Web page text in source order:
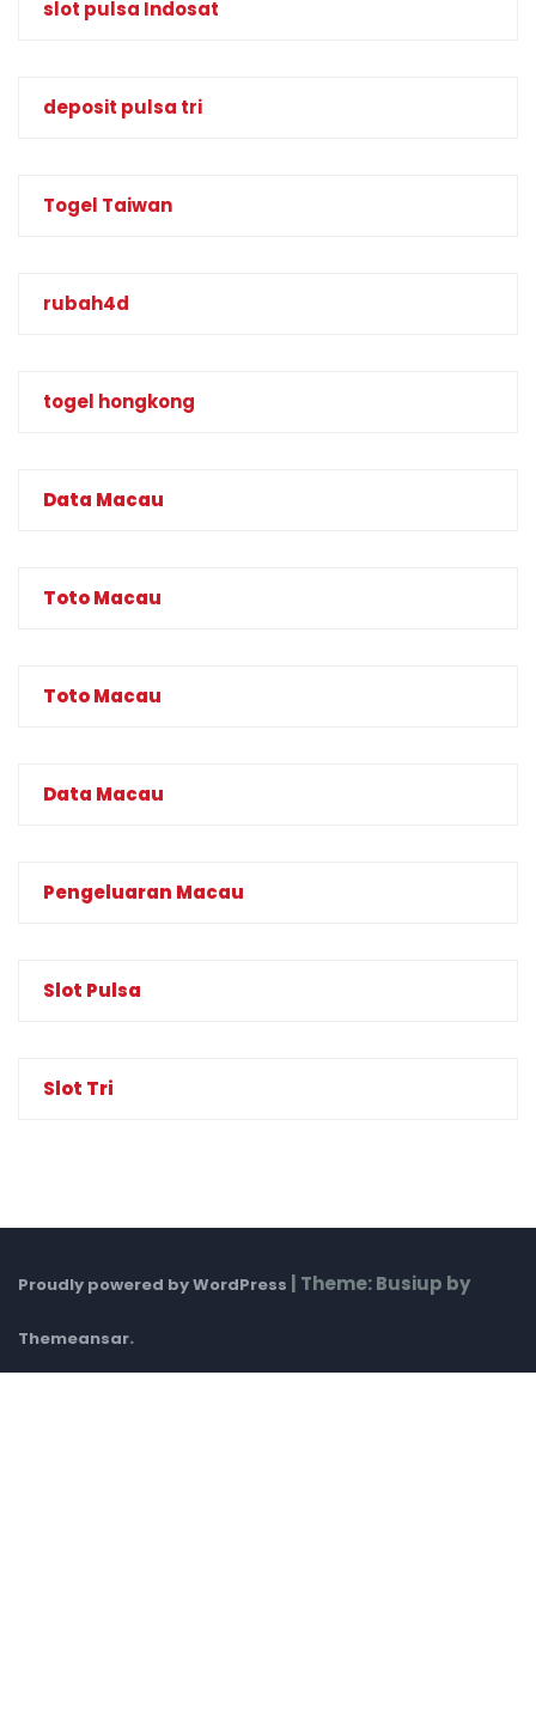
slot pulsa Indosat
deposit pulsa tri
Togel Taiwan
rubah4d
togel hongkong
Data Macau
Toto Macau
Toto Macau
Data Macau
Pengeluaran Macau
Slot Pulsa
Slot Tri
Proudly powered by WordPress | Theme: Busiup by
Themeansar.